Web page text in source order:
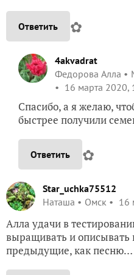
Ответить ✿
4akvadrat
Федорова Алла
16 марта 2020,
Спасибо, а я желаю,
быстрее получили
Ответить ✿
Star_uchka75512
Наташа
Омск 16
Алла удачи в
выращивать и описывать
предыдущие, как песню…